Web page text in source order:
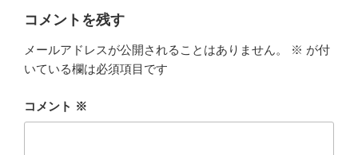
コメントを残す
メールアドレスが公開されることはありません。 ※ が付
いている欄は必須項目です
コメント ※